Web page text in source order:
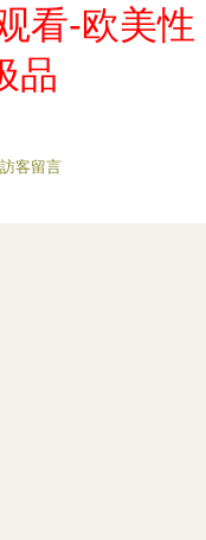
看-欧美性
品
訪客留言